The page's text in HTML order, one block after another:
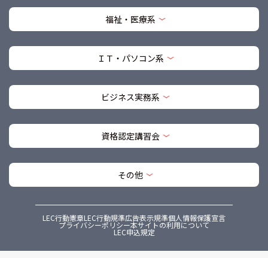
福祉・医療系
ＩＴ・パソコン系
ビジネス実務系
資格認定講習会
その他
LEC行動憲章LEC行動規準広告表示規準個人情報保護宣言
プライバシーポリシー本サイトの利用について
LEC申込規定